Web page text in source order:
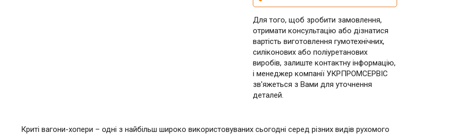
Для того, щоб зробити замовлення,
отримати консультацію або дізнатися
вартість виготовлення гумотехнічних,
силіконових або поліуретанових
виробів, залиште контактну інформацію,
і менеджер компанії УКРПРОМСЕРВІС
зв'яжеться з Вами для уточнення
деталей.
Криті вагони-хопери – одні з найбільш широко використовуваних сьогодні серед різних видів рухомого